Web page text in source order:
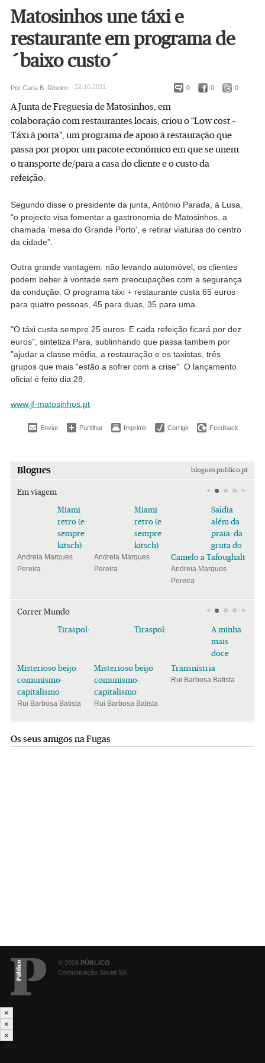
Matosinhos une táxi e
restaurante em programa de
´baixo custo´
0 0 0
Por Carla B. Ribeiro 22.10.2011
A Junta de Freguesia de Matosinhos, em
colaboração com restaurantes locais, criou o "Low cost –
Táxi à porta", um programa de apoio à restauração que
passa por propor um pacote económico em que se unem
o transporte de/para a casa do cliente e o custo da
refeição.
Segundo disse o presidente da junta, António Parada, à Lusa,
“o projecto visa fomentar a gastronomia de Matosinhos, a
chamada ‘mesa do Grande Porto’, e retirar viaturas do centro
da cidade”.
Outra grande vantagem: não levando automóvel, os clientes
podem beber à vontade sem preocupações com a segurança
da condução. O programa táxi + restaurante custa 65 euros
para quatro pessoas, 45 para duas, 35 para uma.
"O táxi custa sempre 25 euros. E cada refeição ficará por dez
euros", sintetiza Para, sublinhando que passa tambem por
"ajudar a classe média, a restauração e os taxistas, três
grupos que mais "estão a sofrer com a crise". O lançamento
oficial é feito dia 28.
www.jf-matosinhos.pt
Enviar Partilhar Imprimir Corrigir Feedback
Blogues blogues.publico.pt
Em viagem
Miami
retro (e
sempre
kitsch)
Andreia Marques
Pereira
Miami
retro (e
sempre
kitsch)
Andreia Marques
Pereira
Saïdia
além da
praia: da
gruta do
Camelo a Tafoughalt
Andreia Marques
Pereira
Correr Mundo
Tiraspol:
Misterioso beijo
comunismo-
capitalismo
Rui Barbosa Batista
Tiraspol:
Misterioso beijo
comunismo-
capitalismo
Rui Barbosa Batista
A minha
mais
doce
Transnístria
Rui Barbosa Batista
Os seus amigos na Fugas
© 2026 PÚBLICO
Comunicação Social SA
×
×
×